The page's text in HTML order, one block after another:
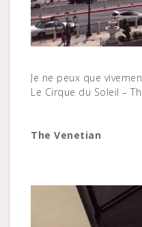
Je ne peux que
Le Cirque du Soleil –
The Venetian